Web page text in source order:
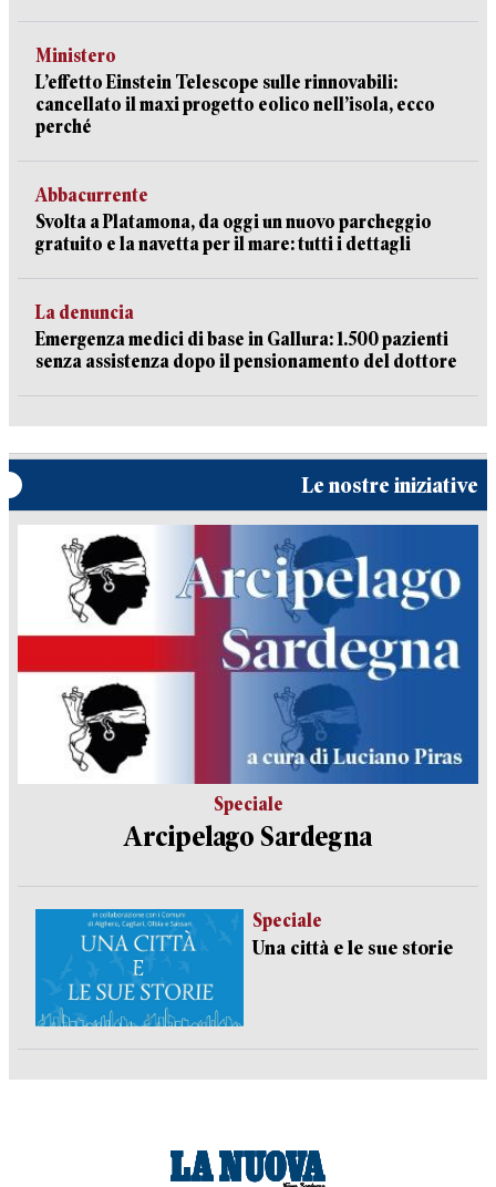
Ministero
L’effetto Einstein Telescope sulle rinnovabili:
cancellato il maxi progetto eolico nell’isola, ecco
perché
Abbacurrente
Svolta a Platamona, da oggi un nuovo parcheggio
gratuito e la navetta per il mare: tutti i dettagli
La denuncia
Emergenza medici di base in Gallura: 1.500 pazienti
senza assistenza dopo il pensionamento del dottore
Le nostre iniziative
Speciale
Arcipelago Sardegna
Speciale
Una città e le sue storie